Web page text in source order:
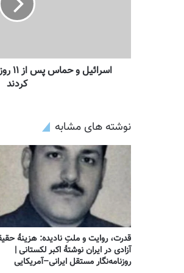
کردند
نوشته های مشابه
قدرت، روایت و ملتِ نادیده: هزینهٔ
آزادی در ایران نوشتهٔ اکبر لکستانی |
روزنامه‌نگار مستقل ایرانی–آمریکایی